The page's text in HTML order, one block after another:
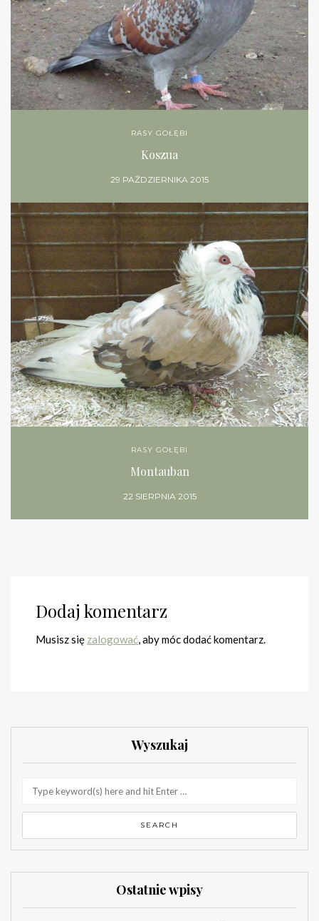
RASY GOŁĘBI
Koszua
29 PAŹDZIERNIKA 2015
RASY GOŁĘBI
Montauban
22 SIERPNIA 2015
Dodaj komentarz
Musisz się zalogować, aby móc dodać komentarz.
Wyszukaj
Ostatnie wpisy